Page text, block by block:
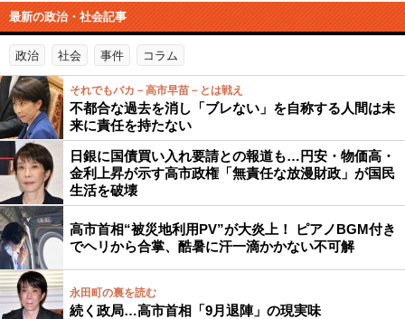
最新の政治・社会記事
政治 社会 事件 コラム
それでもバカ－高市早苗－とは戦え
不都合な過去を消し「ブレない」を自称する人間は未
来に責任を持たない
日銀に国債買い入れ要請との報道も…円安・物価高・
金利上昇が示す高市政権「無責任な放漫財政」が国民
生活を破壊
高市首相“被災地利用PV”が大炎上！ ピアノBGM付き
でヘリから合掌、酷暑に汗一滴かかない不可解
永田町の裏を読む
続く政局…高市首相「9月退陣」の現実味